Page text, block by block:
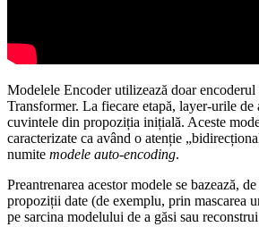
Modelele Encoder utilizează doar
Transformer. La fiecare etapă, layer-urile de
cuvintele din propoziția inițială. Aceste
caracterizate ca având o atenție
numite modele auto-encoding.
Preantrenarea acestor modele se bazează,
propoziții date (de exemplu, prin mascarea
pe sarcina modelului de a găsi sau